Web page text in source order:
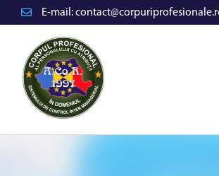
E-mail: